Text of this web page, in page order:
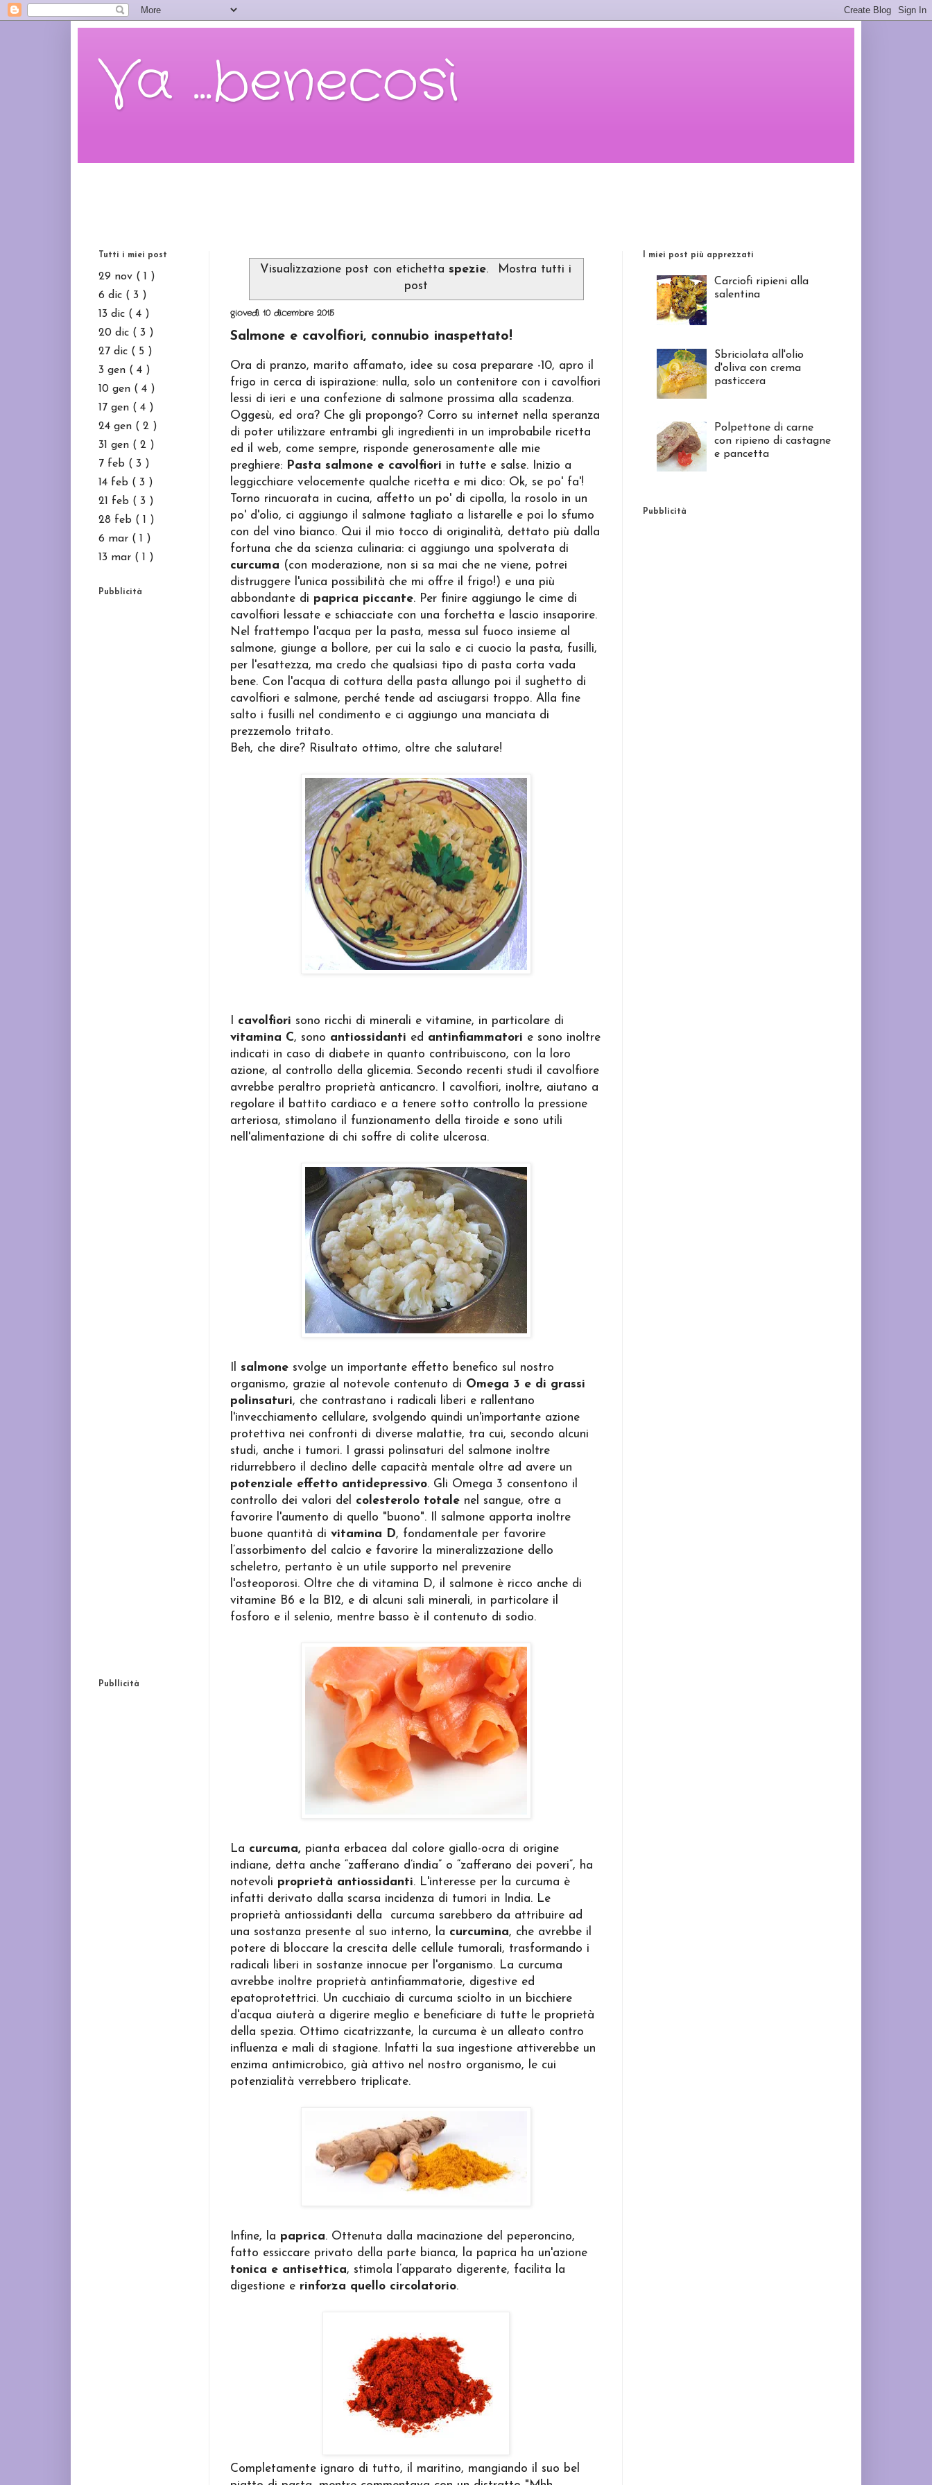
Va ...benecosì
Visualizzazione post con etichettaspezie.
Mostra tutti i
post
giovedì 10 dicembre 2015
Salmone e cavolfiori, connubio inaspettato!
Ora di pranzo, marito affamato, idee su cosa preparare -10, apro il
frigo in cerca di ispirazione: nulla, solo un contenitore con i cavolfiori
lessi di ieri e una confezione di salmone prossima alla scadenza.
Oggesù, ed ora? Che gli propongo? Corro su internet nella speranza
di poter utilizzare entrambi gli ingredienti in un improbabile ricetta
ed il web, come sempre, risponde generosamente alle mie
preghiere: Pasta salmone e cavolfiori in tutte e salse. Inizio a
leggicchiare velocemente qualche ricetta e mi dico: Ok, se po' fa'!
Torno rincuorata in cucina, affetto un po' di cipolla, la rosolo in un
po' d'olio, ci aggiungo il salmone tagliato a listarelle e poi lo sfumo
con del vino bianco. Qui il mio tocco di originalità, dettato più dalla
fortuna che da scienza culinaria: ci aggiungo una spolverata di
curcuma (con moderazione, non si sa mai che ne viene, potrei
distruggere l'unica possibilità che mi offre il frigo!) e una più
abbondante di paprica piccante. Per finire aggiungo le cime di
cavolfiori lessate e schiacciate con una forchetta e lascio insaporire.
Nel frattempo l'acqua per la pasta, messa sul fuoco insieme al
salmone, giunge a bollore, per cui la salo e ci cuocio la pasta, fusilli,
per l'esattezza, ma credo che qualsiasi tipo di pasta corta vada
bene. Con l'acqua di cottura della pasta allungo poi il sughetto di
cavolfiori e salmone, perché tende ad asciugarsi troppo. Alla fine
salto i fusilli nel condimento e ci aggiungo una manciata di
prezzemolo tritato.
Beh, che dire? Risultato ottimo, oltre che salutare!
cavolfiori sono ricchi di minerali e vitamine, in particolare di
vitamina C, sono antiossidanti ed antinfiammatori e sono inoltre
indicati in caso di diabete in quanto contribuiscono, con la loro
azione, al controllo della glicemia. Secondo recenti studi il cavolfiore
avrebbe peraltro proprietà anticancro. I cavolfiori, inoltre, aiutano a
regolare il battito cardiaco e a tenere sotto controllo la pressione
arteriosa, stimolano il funzionamento della tiroide e sono utili
nell'alimentazione di chi soffre di colite ulcerosa.
salmone svolge un importante effetto benefico sul nostro
organismo, grazie al notevole contenuto di Omega 3 e di grassi
polinsaturi, che contrastano i radicali liberi e rallentano
l'invecchiamento cellulare, svolgendo quindi un'importante azione
protettiva nei confronti di diverse malattie, tra cui, secondo alcuni
studi, anche i tumori. I grassi polinsaturi del salmone inoltre
ridurrebbero il declino delle capacità mentale oltre ad avere un
potenziale effetto antidepressivo. Gli Omega 3 consentono il
controllo dei valori del colesterolo totale nel sangue, otre a
favorire l'aumento di quello "buono". Il salmone apporta inoltre
buone quantità di vitamina D, fondamentale per favorire
l’assorbimento del calcio e favorire la mineralizzazione dello
scheletro, pertanto è un utile supporto nel prevenire
l'osteoporosi. Oltre che di vitamina D, il salmone è ricco anche di
vitamine B6 e la B12, e di alcuni sali minerali, in particolare il
fosforo e il selenio, mentre basso è il contenuto di sodio.
La curcuma, pianta erbacea dal colore giallo-ocra di origine
indiane, detta anche “zafferano d’india” o “zafferano dei poveri”, ha
notevoli proprietà antiossidanti. L'interesse per la curcuma è
infatti derivato dalla scarsa incidenza di tumori in India. Le
proprietà antiossidanti della curcuma sarebbero da attribuire ad
una sostanza presente al suo interno, la curcumina, che avrebbe il
potere di bloccare la crescita delle cellule tumorali, trasformando i
radicali liberi in sostanze innocue per l'organismo. La curcuma
avrebbe inoltre proprietà antinfiammatorie, digestive ed
epatoprotettrici. Un cucchiaio di curcuma sciolto in un bicchiere
d'acqua aiuterà a digerire meglio e beneficiare di tutte le proprietà
della spezia. Ottimo cicatrizzante, la curcuma è un alleato contro
influenza e mali di stagione. Infatti la sua ingestione attiverebbe un
enzima antimicrobico, già attivo nel nostro organismo, le cui
potenzialità verrebbero triplicate.
Infine, la paprica. Ottenuta dalla macinazione del peperoncino,
fatto essiccare privato della parte bianca, la paprica ha un'azione
tonica e antisettica, stimola l’apparato digerente, facilita la
digestione e rinforza quello circolatorio.
Completamente ignaro di tutto, il maritino, mangiando il suo bel
Tutti i miei post
29 nov ( 1 )
6 dic ( 3 )
13 dic ( 4 )
20 dic ( 3 )
27 dic ( 5 )
3 gen ( 4 )
10 gen ( 4 )
17 gen ( 4 )
24 gen ( 2 )
31 gen ( 2 )
7 feb ( 3 )
14 feb ( 3 )
21 feb ( 3 )
28 feb ( 1 )
6 mar ( 1 )
13 mar ( 1 )
Pubblicità
Publlicità
I miei post più apprezzati
Carciofi ripieni alla
salentina
Sbriciolata all'olio
d'oliva con crema
pasticcera
Polpettone di carne
con ripieno di castagne
e pancetta
Pubblicità